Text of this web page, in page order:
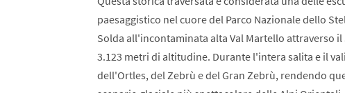
paesaggistico nel cuore del Parco Nazionale dello
Solda all'incontaminata alta Val Martello attraverso
3.123 metri di altitudine. Durante l'intera salita e il
dell'Ortles, del Zebrù e del Gran Zebrù, rendendo